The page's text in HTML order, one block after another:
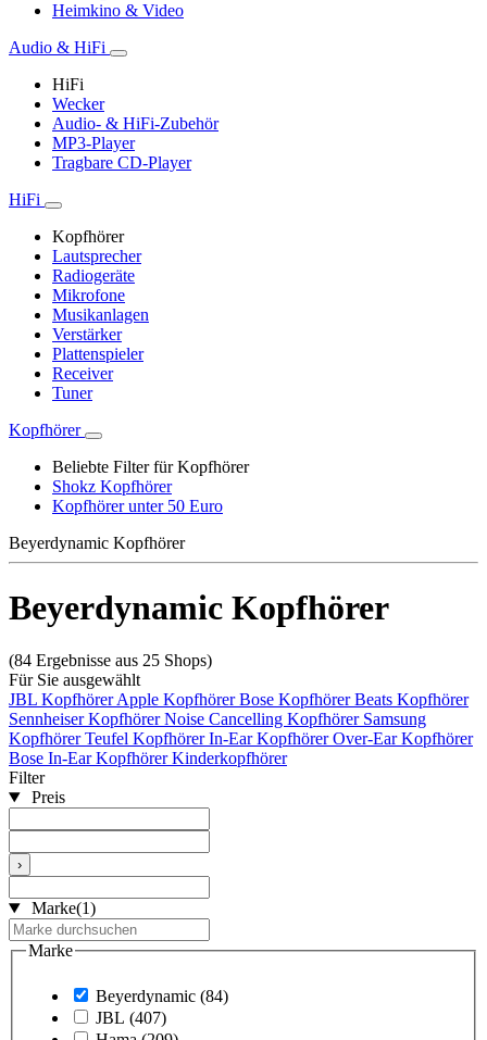
Heimkino & Video
Audio & HiFi
HiFi
Wecker
Audio- & HiFi-Zubehör
MP3-Player
Tragbare CD-Player
HiFi
Kopfhörer
Lautsprecher
Radiogeräte
Mikrofone
Musikanlagen
Verstärker
Plattenspieler
Receiver
Tuner
Kopfhörer
Beliebte Filter für Kopfhörer
Shokz Kopfhörer
Kopfhörer unter 50 Euro
Beyerdynamic Kopfhörer
Beyerdynamic Kopfhörer
(84 Ergebnisse aus 25 Shops)
Für Sie ausgewählt
JBL KopfhörerApple KopfhörerBose KopfhörerBeats Kopfhörer
Sennheiser KopfhörerNoise Cancelling Kopfhörer Samsung
KopfhörerTeufel KopfhörerIn-Ear KopfhörerOver-Ear Kopfhörer
Bose In-Ear KopfhörerKinderkopfhörer
Filter
Preis
›
Marke(1)
Marke
Beyerdynamic (84)
JBL (407)